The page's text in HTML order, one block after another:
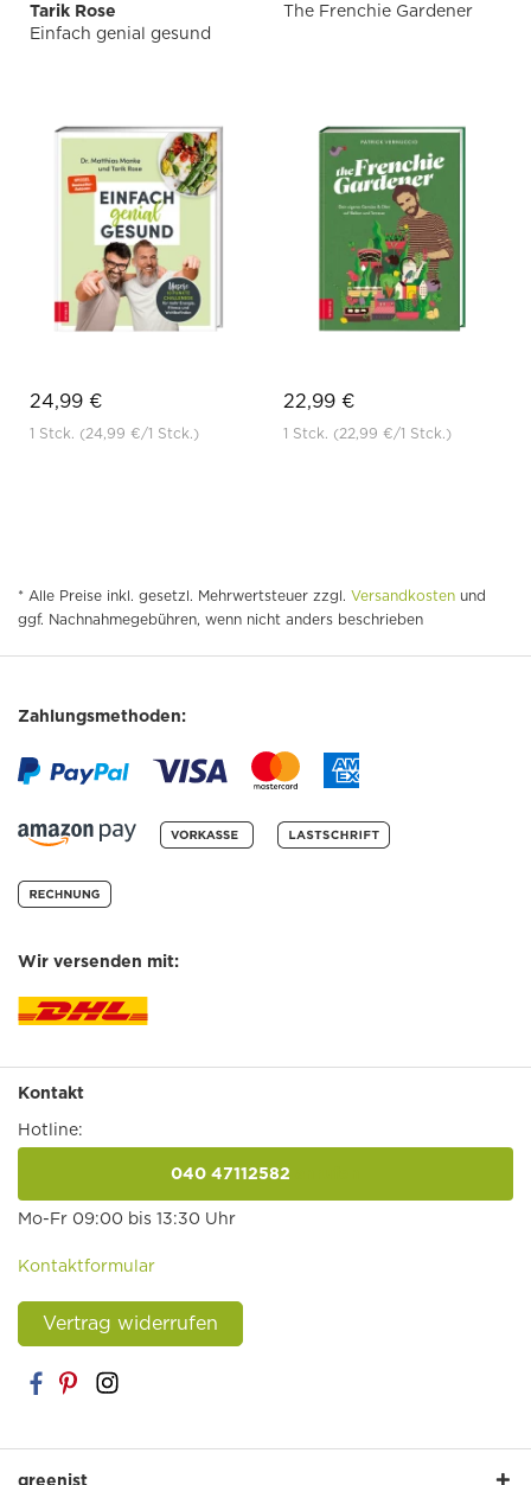
Tarik Rose
Einfach genial gesund
24,99 €
1 Stck. (24,99 €/1 Stck.)
The Frenchie Gardener
22,99 €
1 Stck. (22,99 €/1 Stck.)
* Alle Preise inkl. gesetzl. Mehrwertsteuer zzgl. Versandkosten und
ggf. Nachnahmegebühren, wenn nicht anders beschrieben
Zahlungsmethoden:
Wir versenden mit:
Kontakt
Hotline:
040 47112582
Mo-Fr 09:00 bis 13:30 Uhr
Kontaktformular
Vertrag widerrufen
greenist